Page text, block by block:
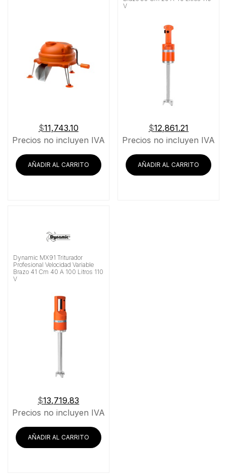
$11,743.10
Precios no incluyen IVA
AÑADIR AL CARRITO
V
$12,861.21
Precios no incluyen IVA
AÑADIR AL CARRITO
Dynamic MX91 Triturador
Profesional Velocidad Variable
Brazo 41 Cm 40 A 100 Litros 110
V
$13,719.83
Precios no incluyen IVA
AÑADIR AL CARRITO